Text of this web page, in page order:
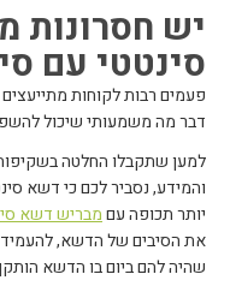
יש חסרונות
סינטטי עם
פעמים רבות לקוחות
דבר מה משמעותי שיכול
למען שתקבלו החלטה
והמידע, נסביר לכם כי דשא
יותר תכופה עםמבריש דשא
את הסיבים של הדשא,
שהיה להם ביום בו הדשא